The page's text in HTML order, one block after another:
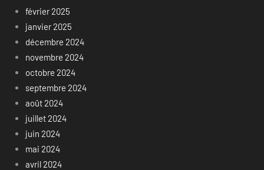
février 2025
janvier 2025
décembre 2024
novembre 2024
octobre 2024
septembre 2024
août 2024
juillet 2024
juin 2024
mai 2024
avril 2024